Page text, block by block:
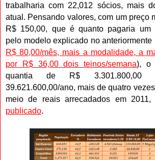
trabalharia com 22,012 sócios, mais
atual. Pensando valores, com um preço
R$ 150,00, que é quanto pagaria um
pelo modelo explicado no anteriormente
R$ 80,00/mês, mais a modalidade, a
por R$ 36,00 dois teinos/semana), o
quantia de R$
39.621.600,00/ano, mais de quatro
meio de reais arrecadados em 2011,
publicado.